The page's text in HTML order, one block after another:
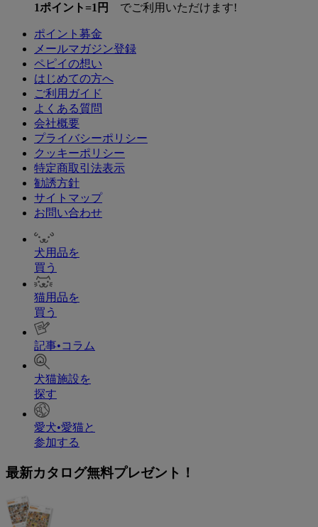
1ポイント=1円 でご利用いただけます!
ポイント募金
メールマガジン登録
ペピイの想い
はじめての方へ
ご利用ガイド
よくある質問
会社概要
プライバシーポリシー
クッキーポリシー
特定商取引法表示
勧誘方針
サイトマップ
お問い合わせ
犬用品を
買う
猫用品を
買う
記事•コラム
犬猫施設を
探す
愛犬•愛猫と
参加する
最新カタログ無料プレゼント！